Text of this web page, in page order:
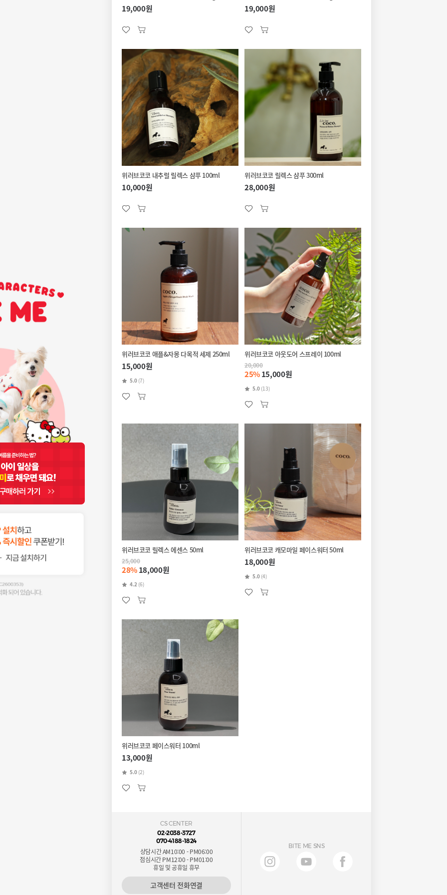
19,000원 19,000원
위러브코코 내추럴 릴렉스 샴푸 100ml
10,000원
위러브코코 릴렉스 샴푸 300ml
28,000원
위러브코코 애플&자몽 다목적 세제 250ml
15,000원
5.0 (7)
위러브코코 아웃도어 스프레이 100ml
20,000
25%15,000원
5.0 (13)
위러브코코 릴렉스 에센스 50ml
25,000
28%18,000원
4.2 (6)
위러브코코 캐모마일 페이스워터 50ml
18,000원
5.0 (4)
위러브코코 페이스워터 100ml
13,000원
5.0 (2)
CS CENTER
02-2038-3727
070-4188-1824
상담시간 AM10:00 - PM06:00
점심시간 PM12:00 - PM01:00
휴일 및 공휴일 휴무
고객센터 전화연결
BITE ME SNS